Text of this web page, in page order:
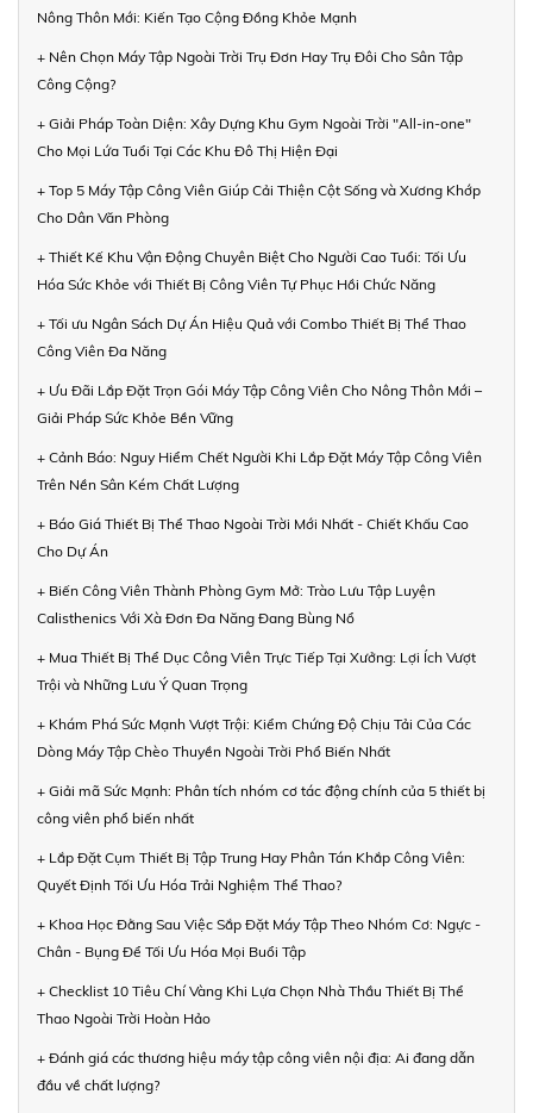
Nông Thôn Mới: Kiến Tạo Cộng Đồng Khỏe Mạnh
+ Nên Chọn Máy Tập Ngoài Trời Trụ Đơn Hay Trụ Đôi Cho Sân Tập
Công Cộng?
+ Giải Pháp Toàn Diện: Xây Dựng Khu Gym Ngoài Trời "All-in-one"
Cho Mọi Lứa Tuổi Tại Các Khu Đô Thị Hiện Đại
+ Top 5 Máy Tập Công Viên Giúp Cải Thiện Cột Sống và Xương Khớp
Cho Dân Văn Phòng
+ Thiết Kế Khu Vận Động Chuyên Biệt Cho Người Cao Tuổi: Tối Ưu
Hóa Sức Khỏe với Thiết Bị Công Viên Tự Phục Hồi Chức Năng
+ Tối ưu Ngân Sách Dự Án Hiệu Quả với Combo Thiết Bị Thể Thao
Công Viên Đa Năng
+ Ưu Đãi Lắp Đặt Trọn Gói Máy Tập Công Viên Cho Nông Thôn Mới –
Giải Pháp Sức Khỏe Bền Vững
+ Cảnh Báo: Nguy Hiểm Chết Người Khi Lắp Đặt Máy Tập Công Viên
Trên Nền Sân Kém Chất Lượng
+ Báo Giá Thiết Bị Thể Thao Ngoài Trời Mới Nhất - Chiết Khấu Cao
Cho Dự Án
+ Biến Công Viên Thành Phòng Gym Mở: Trào Lưu Tập Luyện
Calisthenics Với Xà Đơn Đa Năng Đang Bùng Nổ
+ Mua Thiết Bị Thể Dục Công Viên Trực Tiếp Tại Xưởng: Lợi Ích Vượt
Trội và Những Lưu Ý Quan Trọng
+ Khám Phá Sức Mạnh Vượt Trội: Kiểm Chứng Độ Chịu Tải Của Các
Dòng Máy Tập Chèo Thuyền Ngoài Trời Phổ Biến Nhất
+ Giải mã Sức Mạnh: Phân tích nhóm cơ tác động chính của 5 thiết bị
công viên phổ biến nhất
+ Lắp Đặt Cụm Thiết Bị Tập Trung Hay Phân Tán Khắp Công Viên:
Quyết Định Tối Ưu Hóa Trải Nghiệm Thể Thao?
+ Khoa Học Đằng Sau Việc Sắp Đặt Máy Tập Theo Nhóm Cơ: Ngực -
Chân - Bụng Để Tối Ưu Hóa Mọi Buổi Tập
+ Checklist 10 Tiêu Chí Vàng Khi Lựa Chọn Nhà Thầu Thiết Bị Thể
Thao Ngoài Trời Hoàn Hảo
+ Đánh giá các thương hiệu máy tập công viên nội địa: Ai đang dẫn
đầu về chất lượng?